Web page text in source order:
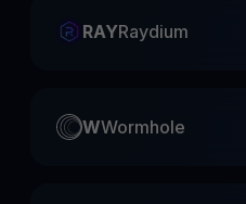
RAYRaydium
WWormhole